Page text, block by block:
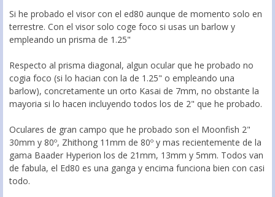
Si he probado el visor con el ed80 aunque de momento solo en
terrestre. Con el visor solo coge foco si usas un barlow y
empleando un prisma de 1.25"
Respecto al prisma diagonal, algun ocular que he probado no
cogia foco (si lo hacian con la de 1.25" o empleando una
barlow), concretamente un orto Kasai de 7mm, no obstante la
mayoria si lo hacen incluyendo todos los de 2" que he probado.
Oculares de gran campo que he probado son el Moonfish 2"
30mm y 80º, Zhithong 11mm de 80º y mas recientemente de la
gama Baader Hyperion los de 21mm, 13mm y 5mm. Todos van
de fabula, el Ed80 es una ganga y encima funciona bien con casi
todo.